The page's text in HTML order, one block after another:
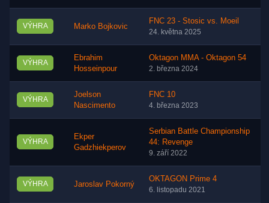
VÝHRA Marko Bojkovic
FNC 23 - Stosic vs. Moeil
24. května 2025
VÝHRA
Ebrahim
Hosseinpour
Oktagon MMA - Oktagon 54
2. března 2024
VÝHRA
Joelson
Nascimento
FNC 10
4. března 2023
VÝHRA
Ekper
Gadzhiekperov
Serbian Battle Championship
44: Revenge
9. září 2022
VÝHRA Jaroslav Pokorný
OKTAGON Prime 4
6. listopadu 2021